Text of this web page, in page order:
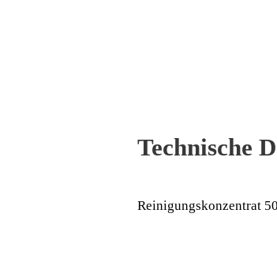
Technische
Reinigungskonzentrat